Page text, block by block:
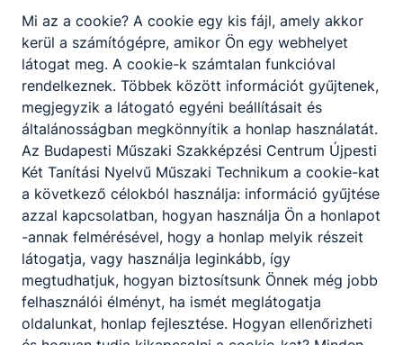
(műszaki rajz).
A diákok kezdettől fogva
ösztöndíjatkapnak a tanulmányi
eredménytől, valamint a hiányzások
mértékétől függően. A sikeres
technikusi vizsga után egyszeri
pályakezdési hozzájárulásban
részesülhetnek.
12. évfolyam végén tanulóink
előrehozott érettségi vizsgát
tesznek magyar, matematika és
történelem tantárgyból. 13. év
végén kerülhet sor az idegennyelv
érettségi és a szakmai (technikusi)
vizsga letételére, mely tehát azt is
Mi az a cookie? A cookie egy kis fájl, amely akkor
kerül a számítógépre, amikor Ön egy webhelyet
látogat meg. A cookie-k számtalan funkcióval
rendelkeznek. Többek között információt gyűjtenek,
megjegyzik a látogató egyéni beállításait és
általánosságban megkönnyítik a honlap használatát.
Az Budapesti Műszaki Szakképzési Centrum Újpesti
Két Tanítási Nyelvű Műszaki Technikum a cookie-kat
a következő célokból használja: információ gyűjtése
azzal kapcsolatban, hogyan használja Ön a honlapot
-annak felmérésével, hogy a honlap melyik részeit
látogatja, vagy használja leginkább, így
megtudhatjuk, hogyan biztosítsunk Önnek még jobb
felhasználói élményt, ha ismét meglátogatja
oldalunkat, honlap fejlesztése. Hogyan ellenőrizheti